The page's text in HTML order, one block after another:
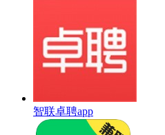
智联卓聘app